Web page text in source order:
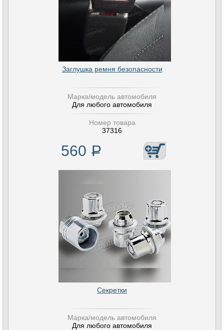
Заглушка ремня безопасности
Марка/модель автомобиля
Для любого автомобиля
Номер товара
37316
560 Р
Секретки
Марка/модель автомобиля
Для любого автомобиля